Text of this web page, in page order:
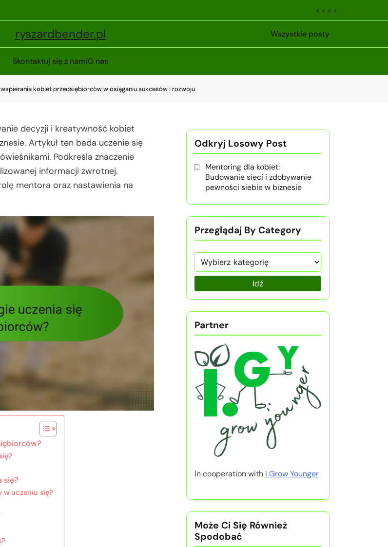
< < < <
ryszardbender.pl Wszystkie posty
Skontaktuj się z namiO nas
kobiet przedsiębiorców w osiąganiu sukcesów i rozwoju
decyzji i kreatywność kobiet
Artykuł ten bada uczenie się
Podkreśla znaczenie
informacji zwrotnej.
mentora oraz nastawienia na
się?
w uczeniu się?
Odkryj Losowy Post
Mentoring dla kobiet:
Budowanie sieci i zdobywanie
pewności siebie w biznesie
Przeglądaj By Category
Idź
Partner
In cooperation with I Grow Younger
Może Ci Się Również
Spodobać